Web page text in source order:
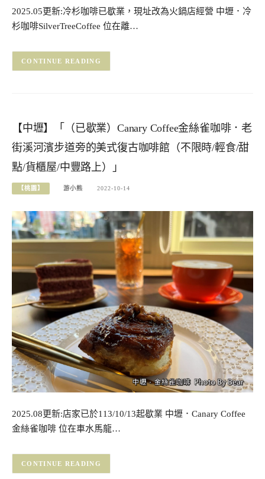
2025.05更新:冷杉咖啡已歇業，現址改為火鍋店經營 中壢．冷
杉咖啡SilverTreeCoffee 位在離…
CONTINUE READING
【中壢】「（已歇業）Canary Coffee金絲雀咖啡．老
街溪河濱步道旁的美式復古咖啡館（不限時/輕食/甜
點/貨櫃屋/中豐路上）」
【桃園】 游小熊 2022-10-14
2025.08更新:店家已於113/10/13起歇業 中壢．Canary Coffee
金絲雀咖啡 位在車水馬龍…
CONTINUE READING